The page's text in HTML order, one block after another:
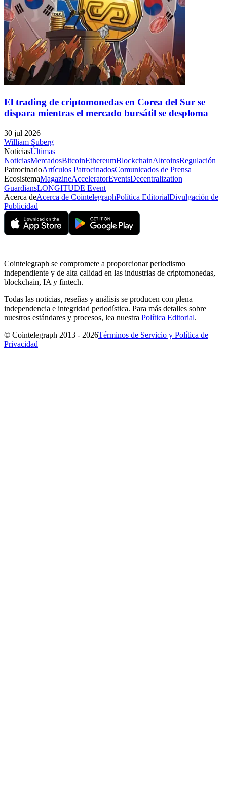
El trading de criptomonedas en Corea del Sur se
dispara mientras el mercado bursátil se desploma
30 jul 2026
William Suberg
NoticiasÚltimas
NoticiasMercadosBitcoinEthereumBlockchainAltcoinsRegulación
PatrocinadoArtículos PatrocinadosComunicados de Prensa
EcosistemaMagazineAcceleratorEventsDecentralization
GuardiansLONGITUDE Event
Acerca deAcerca de CointelegraphPolítica EditorialDivulgación de
Publicidad
Cointelegraph se compromete a proporcionar periodismo
independiente y de alta calidad en las industrias de criptomonedas,
blockchain, IA y fintech.
Todas las noticias, reseñas y análisis se producen con plena
independencia e integridad periodística. Para más detalles sobre
nuestros estándares y procesos, lea nuestra Política Editorial.
© Cointelegraph 2013 - 2026Términos de Servicio y Política de
Privacidad